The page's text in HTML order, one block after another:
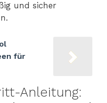
und sicher
für
Anleitung: